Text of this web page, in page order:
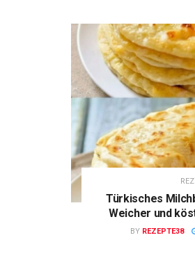
Türkisches
Weicher und
BY REZEPTE38